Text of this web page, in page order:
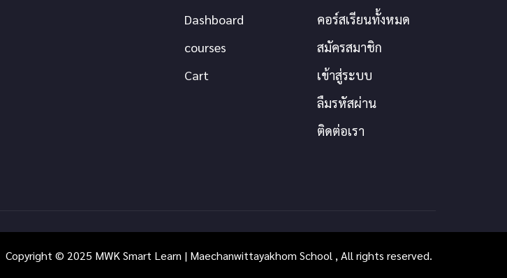
Dashboard
courses
Cart
คอร์สเรียนทั้งหมด
สมัครสมาชิก
เข้าสู่ระบบ
ลืมรหัสผ่าน
ติดต่อเรา
Copyright © 2025 MWK Smart Learn | Maechanwittayakhom School , All rights reserved.